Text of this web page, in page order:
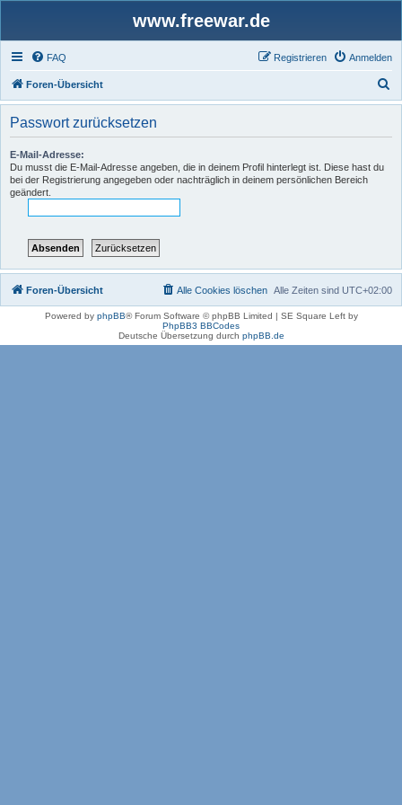
www.freewar.de
FAQ Anmelden
Registrieren
Foren-Übersicht
u
Passwort zurücksetzen
E-Mail-Adresse:
Du musst die E-Mail-Adresse angeben, die in deinem Profil hinterlegt ist. Diese hast du
bei der Registrierung angegeben oder nachträglich in deinem persönlichen Bereich
geändert.
Foren-Übersicht Alle Zeiten sind UTC+02:00
Alle Cookies löschen
Powered by phpBB® Forum Software © phpBB Limited | SE Square Left by
PhpBB3 BBCodes
Deutsche Übersetzung durch phpBB.de